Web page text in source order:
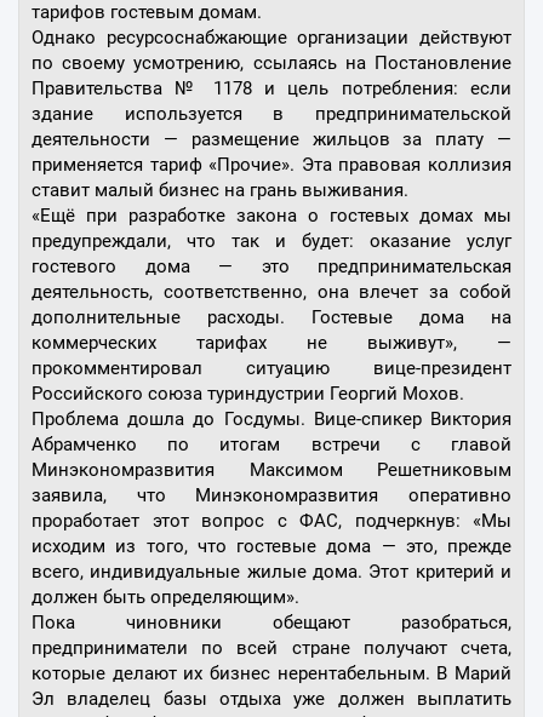
тарифов гостевым домам.
Однако ресурсоснабжающие организации действуют
по своему усмотрению, ссылаясь на Постановление
Правительства № 1178 и цель потребления: если
здание используется в предпринимательской
деятельности — размещение жильцов за плату —
применяется тариф «Прочие». Эта правовая коллизия
ставит малый бизнес на грань выживания.
«Ещё при разработке закона о гостевых домах мы
предупреждали, что так и будет: оказание услуг
гостевого дома — это предпринимательская
деятельность, соответственно, она влечет за собой
дополнительные расходы. Гостевые дома на
коммерческих тарифах не выживут», —
прокомментировал ситуацию вице-президент
Российского союза туриндустрии Георгий Мохов.
Проблема дошла до Госдумы. Вице-спикер Виктория
Абрамченко по итогам встречи с главой
Минэкономразвития Максимом Решетниковым
заявила, что Минэкономразвития оперативно
проработает этот вопрос с ФАС, подчеркнув: «Мы
исходим из того, что гостевые дома — это, прежде
всего, индивидуальные жилые дома. Этот критерий и
должен быть определяющим».
Пока чиновники обещают разобраться,
предприниматели по всей стране получают счета,
которые делают их бизнес нерентабельным. В Марий
Эл владелец базы отдыха уже должен выплатить